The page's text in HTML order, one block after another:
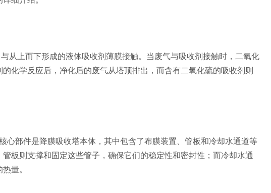
上而下形成的液体吸收剂薄膜接触。当废气与吸收剂接触时，二氧化
化学反应后，净化后的废气从塔顶排出，而含有二氧化硫的吸收剂则
心部件是降膜吸收塔本体，其中包含了布膜装置、管板和冷却水通道等
板则支撑和固定这些管子，确保它们的稳定性和密封性；而冷却水通
量。